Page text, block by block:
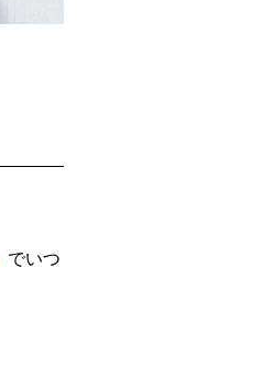
でいつ